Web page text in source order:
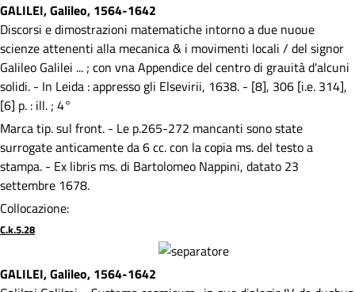
GALILEI, Galileo, 1564-1642
Discorsi e dimostrazioni matematiche intorno a due nuoue
scienze attenenti alla mecanica & i movimenti locali / del signor
Galileo Galilei ... ; con vna Appendice del centro di grauità d'alcuni
solidi. - In Leida : appresso gli Elsevirii, 1638. - [8], 306 [i.e. 314],
[6] p. : ill. ; 4°
Marca tip. sul front. - Le p.265-272 mancanti sono state
surrogate anticamente da 6 cc. con la copia ms. del testo a
stampa. - Ex libris ms. di Bartolomeo Nappini, datato 23
settembre 1678.
Collocazione:
C.k.5.28
GALILEI, Galileo, 1564-1642